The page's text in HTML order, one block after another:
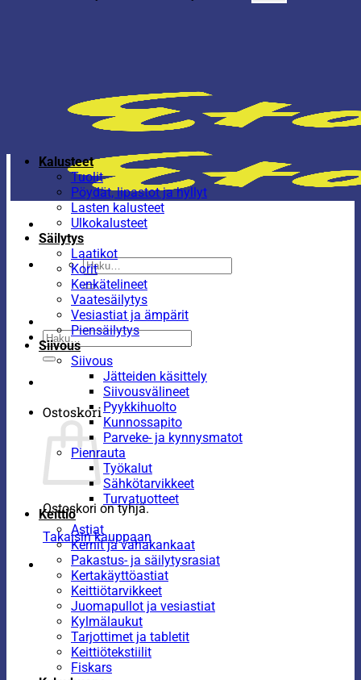
Etsi:
Etsi:
Ostoskori
Ostoskori on tyhjä.
Takaisin kauppaan
Kalusteet
Tuolit
Pöydät, lipastot ja hyllyt
Lasten kalusteet
Ulkokalusteet
Säilytys
Laatikot
Korit
Kenkätelineet
Vaatesäilytys
Vesiastiat ja ämpärit
Piensäilytys
Siivous
Siivous
Jätteiden käsittely
Siivousvälineet
Pyykkihuolto
Kunnossapito
Parveke- ja kynnysmatot
Pienrauta
Työkalut
Sähkötarvikkeet
Turvatuotteet
Keittiö
Astiat
Kernit ja vahakankaat
Pakastus- ja säilytysrasiat
Kertakäyttöastiat
Keittiötarvikkeet
Juomapullot ja vesiastiat
Kylmälaukut
Tarjottimet ja tabletit
Keittiötekstiilit
Fiskars